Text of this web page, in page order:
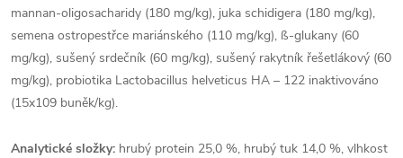
mannan-oligosacharidy (180 mg/kg), juka schidigera (180 mg/kg),
semena ostropestřce mariánského (110 mg/kg), ß-glukany (60
mg/kg), sušený srdečník (60 mg/kg), sušený rakytník řešetlákový (60
mg/kg), probiotika Lactobacillus helveticus HA – 122 inaktivováno
(15x109 buněk/kg).
Analytické složky: hrubý protein 25,0 %, hrubý tuk 14,0 %, vlhkost